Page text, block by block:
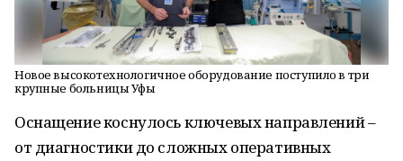
Новое высокотехнологичное оборудование поступило в три
крупные больницы Уфы
Оснащение коснулось ключевых направлений –
от диагностики до сложных оперативных